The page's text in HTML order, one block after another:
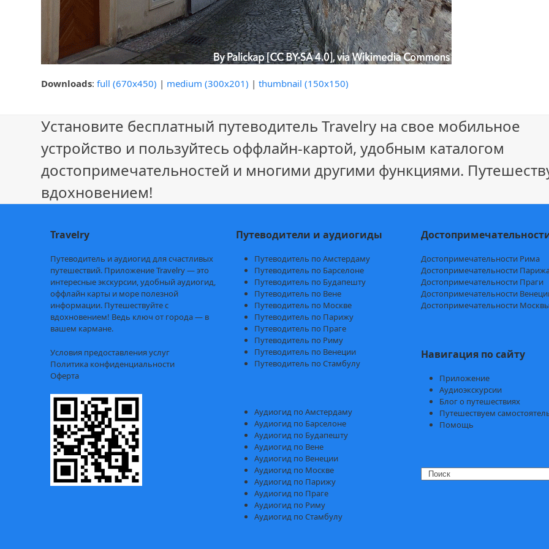
Downloads:full (670x450) | medium (300x201) |thumbnail (150x150)
Установите бесплатный путеводитель Travelry на свое мобильное
устройство и пользуйтесь оффлайн-картой, удобным каталогом
достопримечательностей и многими другими функциями.
вдохновением!
Travelry
Путеводитель и аудиогид для счастливых
путешествий. Приложение Travelry — это
интересные экскурсии, удобный аудиогид,
оффлайн карты и море полезной
информации. Путешествуйте с
вдохновением! Ведь ключ от города — в
вашем кармане.
Условия предоставления услуг
Политика конфиденциальности
Оферта
Путеводители и аудиогиды
Путеводитель по Амстердаму
Путеводитель по Барселоне
Путеводитель по Будапешту
Путеводитель по Вене
Путеводитель по Москве
Путеводитель по Парижу
Путеводитель по Праге
Путеводитель по Риму
Путеводитель по Венеции
Путеводитель по Стамбулу
Аудиогид по Амстердаму
Аудиогид по Барселоне
Аудиогид по Будапешту
Аудиогид по Вене
Аудиогид по Венеции
Аудиогид по Москве
Аудиогид по Парижу
Аудиогид по Праге
Аудиогид по Риму
Аудиогид по Стамбулу
Достопримечательности Рима
Достопримечательности
Достопримечательности Праги
Достопримечательности
Достопримечательности Москвы
Навигация по сайту
Приложение
Аудиоэкскурсии
Блог о путешествиях
Путешествуем
Помощь
Search